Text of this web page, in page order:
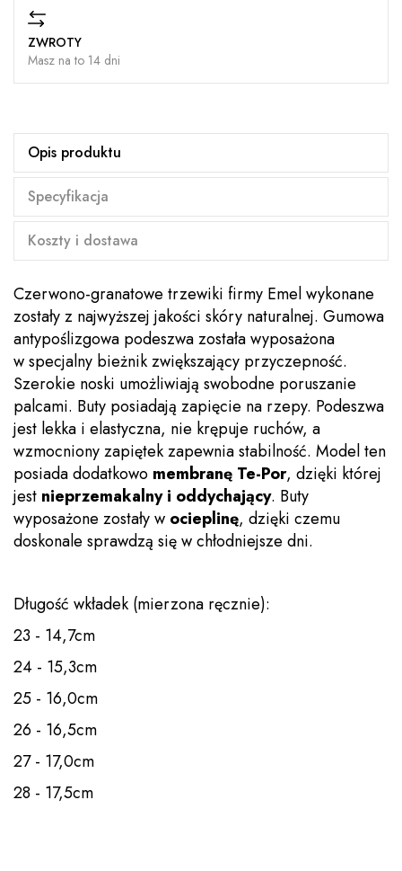
ZWROTY
Masz na to 14 dni
Opis produktu
Specyfikacja
Koszty i dostawa
Czerwono-granatowe trzewiki firmy Emel wykonane
zostały z najwyższej jakości skóry naturalnej. Gumowa
antypoślizgowa podeszwa została wyposażona
w specjalny bieżnik zwiększający przyczepność.
Szerokie noski umożliwiają swobodne poruszanie
palcami. Buty posiadają zapięcie na rzepy. Podeszwa
jest lekka i elastyczna, nie krępuje ruchów, a
wzmocniony zapiętek zapewnia stabilność. Model ten
posiada dodatkowo membranę Te-Por, dzięki której
jest nieprzemakalny i oddychający. Buty
wyposażone zostały w ocieplinę, dzięki czemu
doskonale sprawdzą się w chłodniejsze dni.
Długość wkładek (mierzona ręcznie):
23 - 14,7cm
24 - 15,3cm
25 - 16,0cm
26 - 16,5cm
27 - 17,0cm
28 - 17,5cm